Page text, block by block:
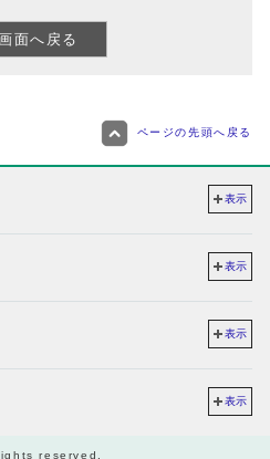
ページの先頭へ戻る
表示
表示
表示
表示
reserved.